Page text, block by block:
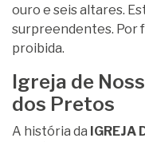
ouro e seis altares.
surpreendentes. Por
proibida.
Igreja de
dos Pretos
A história da IGREJA